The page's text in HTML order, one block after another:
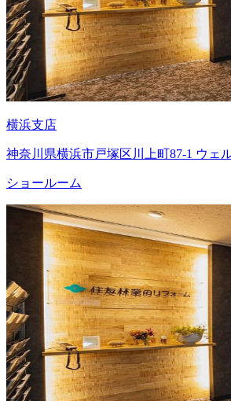
横浜支店
神奈川県横浜市戸塚区川上町87-1 ウェ
ショールーム